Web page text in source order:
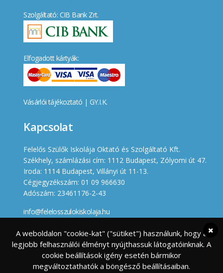
Szolgáltató: CIB Bank Zrt.
Elfogadott kártyák:
Vásárlói tájékoztató | GY.I.K.
Kapcsolat
Felelős Szülők Iskolája Oktató és Szolgáltató Kft.
Székhely, számlázási cím: 1112 Budapest, Zólyomi út 47.
Iroda: 1114 Budapest, Villányi út 11-13.
Cégjegyzékszám: 01 09 966630
Adószám: 23461176-2-43
info@felelosszulokiskolaja.hu
A weboldalon "cookie-kat" ("sütiket") használunk, hogy a
legjobb felhasználói élményt nyújthassuk látogatóinknak. A
cookie beállítások igény esetén bármikor
megváltoztathatók a böngésző beállításaiban.